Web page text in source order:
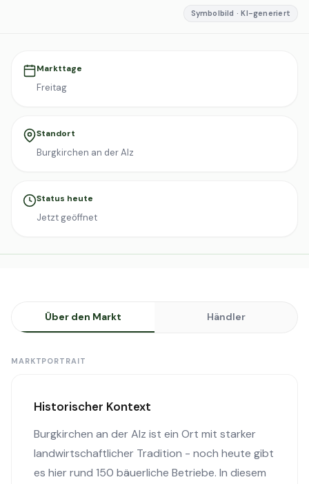
Symbolbild · KI-generiert
Markttage
Freitag
Standort
Burgkirchen an der Alz
Status heute
Jetzt geöffnet
Über den Markt Händler
MARKTPORTRAIT
Historischer Kontext
Burgkirchen an der Alz ist ein Ort mit starker
landwirtschaftlicher Tradition - noch heute gibt
es hier rund 150 bäuerliche Betriebe. In diesem